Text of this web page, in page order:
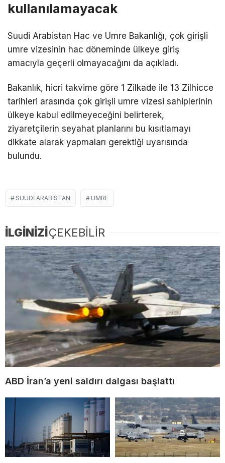
kullanılamayacak
Suudi Arabistan Hac ve Umre Bakanlığı, çok girişli
umre vizesinin hac döneminde ülkeye giriş
amacıyla geçerli olmayacağını da açıkladı.
Bakanlık, hicri takvime göre 1 Zilkade ile 13 Zilhicce
tarihleri arasında çok girişli umre vizesi sahiplerinin
ülkeye kabul edilmeyeceğini belirterek,
ziyaretçilerin seyahat planlarını bu kısıtlamayı
dikkate alarak yapmaları gerektiği uyarısında
bulundu.
SUUDI ARABISTAN UMRE
İLGİNİZİÇEKEBİLİR
ABD İran’a yeni saldırı dalgası başlattı